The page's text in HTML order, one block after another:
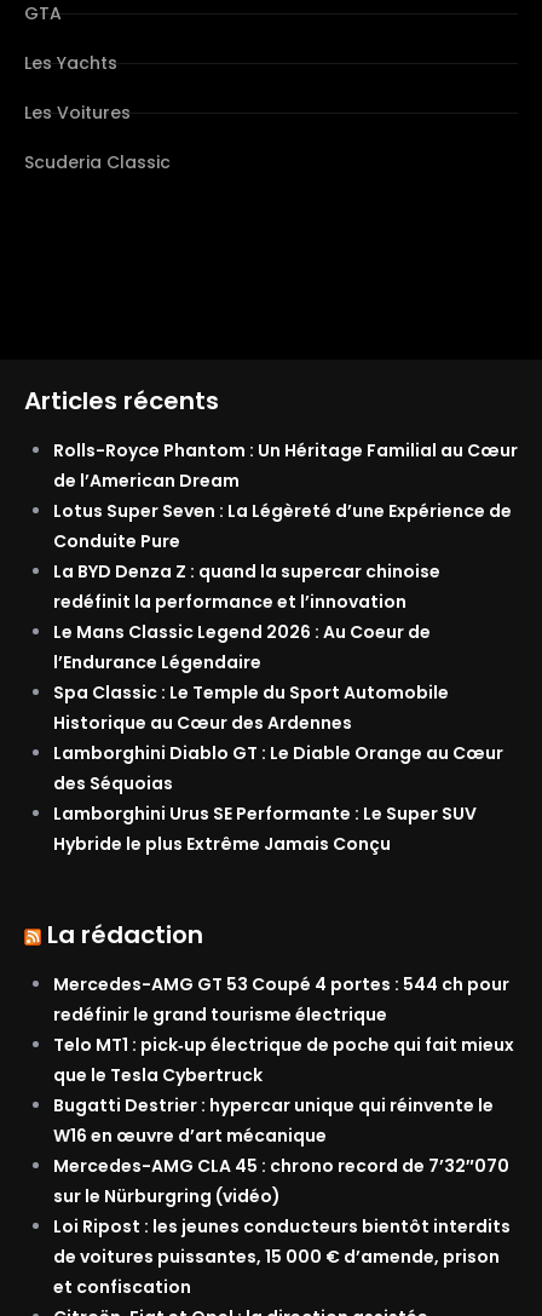
GTA
Les Yachts
Les Voitures
Scuderia Classic
Articles récents
Rolls-Royce Phantom : Un Héritage Familial au Cœur
de l’American Dream
Lotus Super Seven : La Légèreté d’une Expérience de
Conduite Pure
La BYD Denza Z : quand la supercar chinoise
redéfinit la performance et l’innovation
Le Mans Classic Legend 2026 : Au Coeur de
l’Endurance Légendaire
Spa Classic : Le Temple du Sport Automobile
Historique au Cœur des Ardennes
Lamborghini Diablo GT : Le Diable Orange au Cœur
des Séquoias
Lamborghini Urus SE Performante : Le Super SUV
Hybride le plus Extrême Jamais Conçu
La rédaction
Mercedes-AMG GT 53 Coupé 4 portes : 544 ch pour
redéfinir le grand tourisme électrique
Telo MT1 : pick‑up électrique de poche qui fait mieux
que le Tesla Cybertruck
Bugatti Destrier : hypercar unique qui réinvente le
W16 en œuvre d’art mécanique
Mercedes-AMG CLA 45 : chrono record de 7’32″070
sur le Nürburgring (vidéo)
Loi Ripost : les jeunes conducteurs bientôt interdits
de voitures puissantes, 15 000 € d’amende, prison
et confiscation